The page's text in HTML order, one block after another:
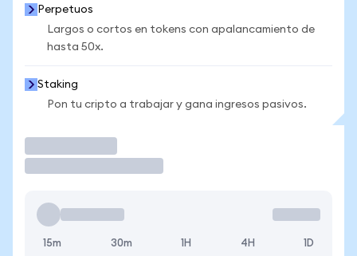
Perpetuos
Largos o cortos en tokens con apalancamiento de
hasta 50x.
Staking
Pon tu cripto a trabajar y gana ingresos pasivos.
15m 30m 1H 4H 1D